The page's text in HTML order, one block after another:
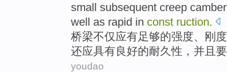
small subsequent creep
well as rapid in const ruction.
桥梁不仅应有足够的强度、 刚
还应具有良好的耐久性 ，并且
youdao